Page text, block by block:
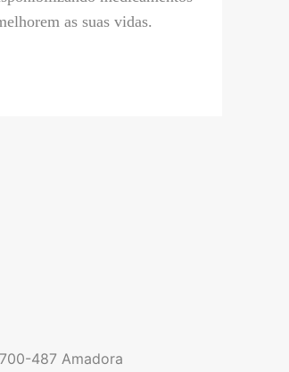
as suas vidas.
487 Amadora